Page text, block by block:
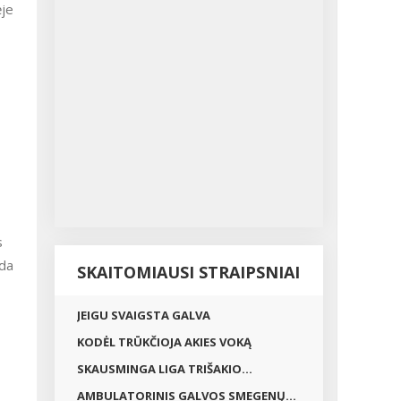
SKAITOMIAUSI STRAIPSNIAI
JEIGU SVAIGSTA GALVA
KODĖL TRŪKČIOJA AKIES VOKĄ
SKAUSMINGA LIGA TRIŠAKIO...
AMBULATORINIS GALVOS SMEGENŲ...